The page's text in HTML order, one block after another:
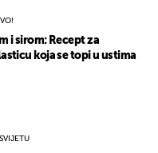
i sirom: Recept za
koja se topi u ustima